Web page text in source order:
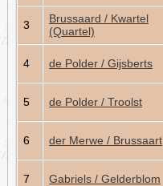
3
Brussaard / Kwartel
(Quartel)
4 de Polder / Gijsberts
5 de Polder / Troolst
6 der Merwe / Brussaart
7 Gabriels / Gelderblom